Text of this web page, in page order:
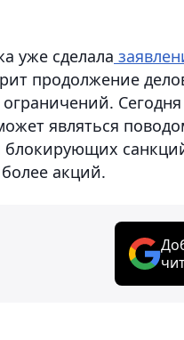
уже сделала
продолжение
являться
акций.